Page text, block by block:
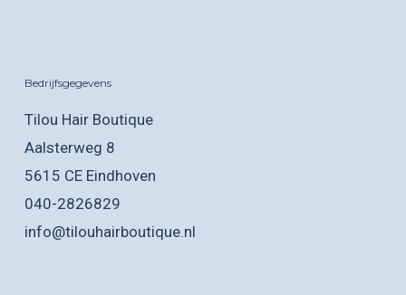
Bedrijfsgegevens
Tilou Hair Boutique
Aalsterweg 8
5615 CE Eindhoven
040-2826829
info@tilouhairboutique.nl